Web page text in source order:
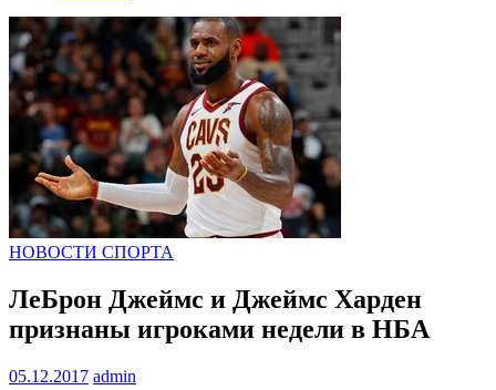
НОВОСТИ СПОРТА
ЛеБрон Джеймс и Джеймс Харден
признаны игроками недели в НБА
05.12.2017 admin